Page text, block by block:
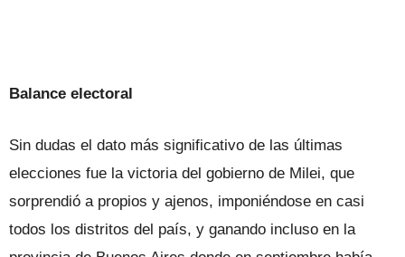
Balance electoral
Sin dudas el dato más significativo de las últimas
elecciones fue la victoria del gobierno de Milei, que
sorprendió a propios y ajenos, imponiéndose en casi
todos los distritos del país, y ganando incluso en la